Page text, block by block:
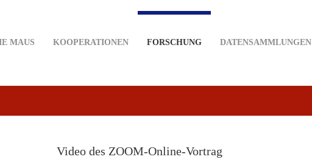
MAUS KOOPERATIONEN FORSCHUNG DATENSAMMLUNGEN
Video des ZOOM-Online-Vortrag